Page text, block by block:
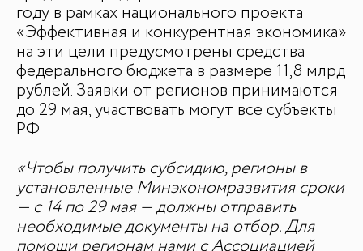
БАЗА ЗНАНИЙ
Видеоуроки и курсы
Вдохновиться
году в рамках национального проекта
«Эффективная и конкурентная экономика»
на эти цели предусмотрены средства
федерального бюджета в размере 11,8 млрд
рублей. Заявки от регионов принимаются
до 29 мая, участвовать могут все субъекты
РФ.
«Чтобы получить субсидию, регионы в
установленные Минэкономразвития сроки
— с 14 по 29 мая — должны отправить
необходимые документы на отбор. Для
помощи регионам нами с Ассоциацией